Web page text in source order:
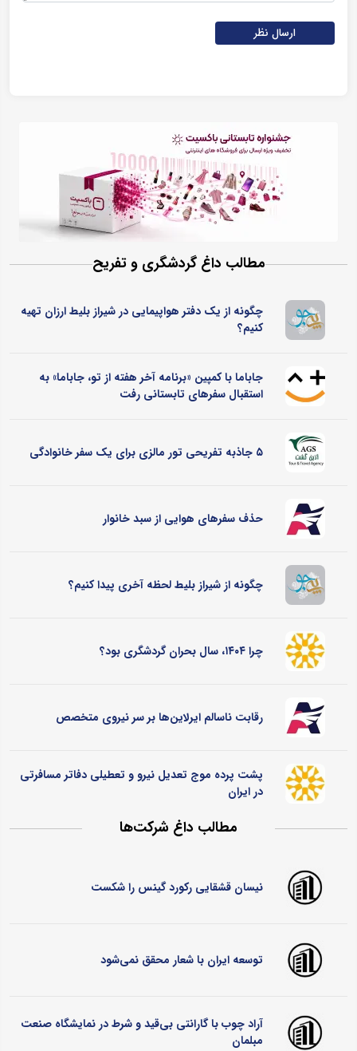
ارسال نظر
مطالب داغ گردشگری و تفریح
چگونه از یک دفتر هواپیمایی در شیراز بلیط ارزان تهیه
کنیم؟
جاباما با کمپین «برنامه آخر هفته از تو، جاباما» به
استقبال سفرهای تابستانی رفت
۵ جاذبه تفریحی تور مالزی برای یک سفر خانوادگی
حذف سفرهای هوایی از سبد خانوار
چگونه از شیراز بلیط لحظه آخری پیدا کنیم؟
چرا ۱۴۰۴، سال بحران گردشگری بود؟
رقابت ناسالم ایرلاین‌ها بر سر نیروی متخصص
پشت پرده موج تعدیل نیرو و تعطیلی دفاتر مسافرتی
در ایران
مطالب داغ شرکت‌ها
نیسان قشقایی رکورد گینس را شکست
توسعه ایران با شعار محقق نمی‌شود
آراد چوب با گارانتی بی‌قید و شرط در نمایشگاه صنعت
مبلمان